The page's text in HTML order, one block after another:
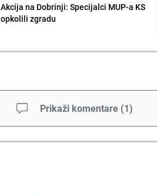
Akcija na Dobrinji: Specijalci MUP-a KS
opkolili zgradu
Prikaži komentare (1)